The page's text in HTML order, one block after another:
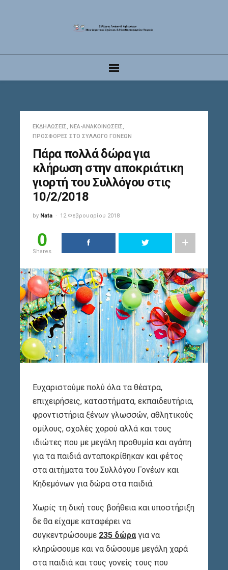
ΕΚΔΗΛΏΣΕΙΣ, ΝΈΑ-ΑΝΑΚΟΙΝΏΣΕΙΣ,
ΠΡΟΣΦΟΡΈΣ ΣΤΟ ΣΎΛΛΟΓΟ ΓΟΝΈΩΝ
Πάρα πολλά δώρα για
κλήρωση στην αποκριάτικη
γιορτή του Συλλόγου στις
10/2/2018
by Nata 12 Φεβρουαρίου 2018
0
Shares
Ευχαριστούμε πολύ όλα τα θέατρα,
επιχειρήσεις, καταστήματα, εκπαιδευτήρια,
φροντιστήρια ξένων γλωσσών, αθλητικούς
ομίλους, σχολές χορού αλλά και τους
ιδιώτες που με μεγάλη προθυμία και αγάπη
για τα παιδιά ανταποκρίθηκαν και φέτος
στα αιτήματα του Συλλόγου Γονέων και
Κηδεμόνων για δώρα στα παιδιά.
Χωρίς τη δική τους βοήθεια και υποστήριξη
δε θα είχαμε καταφέρει να
συγκεντρώσουμε 235 δώραγια να
κληρώσουμε και να δώσουμε μεγάλη χαρά
στα παιδιά και τους γονείς τους που